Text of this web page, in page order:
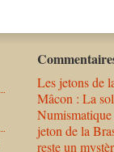
Les jetons de
Mâcon : La
jeton de la
reste un